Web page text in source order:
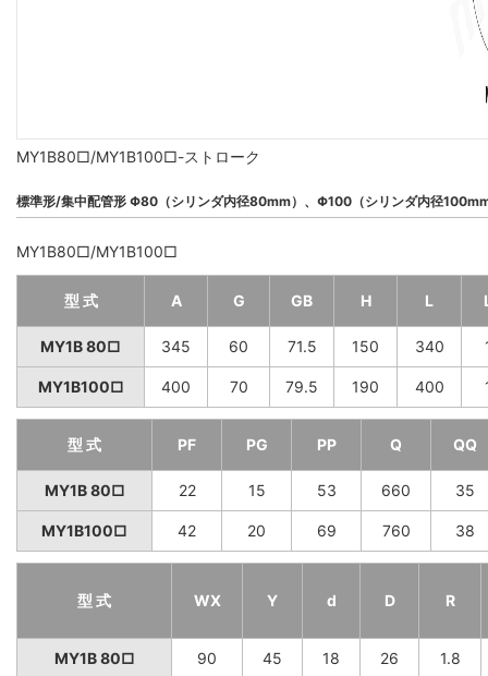
MY1B80□/MY1B100□-ストローク
標準形/集中配管形 Φ80（シリンダ内径80mm）、Φ100（シリンダ内径
MY1B80□/MY1B100□
型 式 A G GB H L
MY1B 80□ 345 60 71.5 150 340
MY1B100□ 400 70 79.5 190 400
型 式 PF PG PP Q QQ
MY1B 80□ 22 15 53 660 35
MY1B100□ 42 20 69 760 38
型 式 WX Y d D R
MY1B 80□ 90 45 18 26 1.8